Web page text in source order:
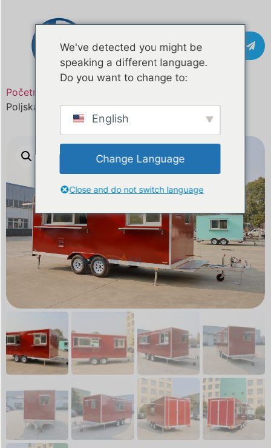
Kontakt
Početna
Poljska
We've detected you might be
speaking a different language.
Do you want to change to:
English
Change Language
Close and do not switch language